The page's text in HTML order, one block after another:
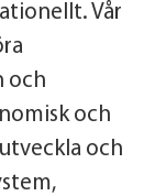
Vår
och
och
och